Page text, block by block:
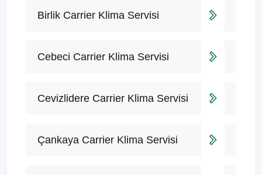
Birlik Carrier Klima Servisi
Cebeci Carrier Klima Servisi
Cevizlidere Carrier Klima Servisi
Çankaya Carrier Klima Servisi